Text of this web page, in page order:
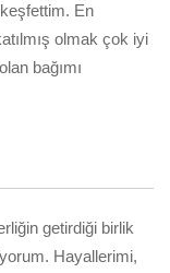
En
olmak çok iyi
bağımı
getirdiği birlik
Hayallerimi,